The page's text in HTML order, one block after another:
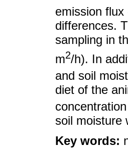
emission flux
differences.
sampling in
m2/h). In
and soil
diet of the
soil moisture
Key words: